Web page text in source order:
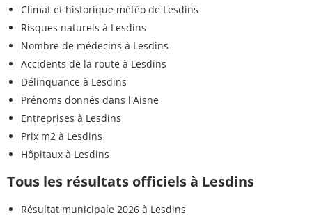
Climat et historique météo de Lesdins
Risques naturels à Lesdins
Nombre de médecins à Lesdins
Accidents de la route à Lesdins
Délinquance à Lesdins
Prénoms donnés dans l'Aisne
Entreprises à Lesdins
Prix m2 à Lesdins
Hôpitaux à Lesdins
Tous les résultats officiels à Lesdins
Résultat municipale 2026 à Lesdins